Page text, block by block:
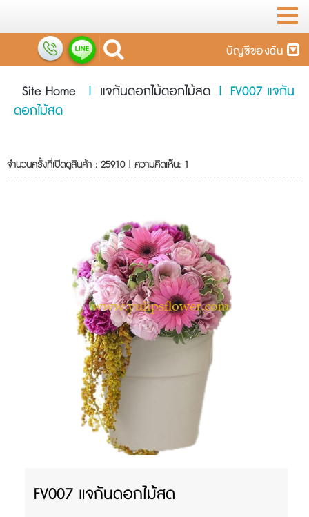
บัญชีของฉัน
Site Home | แจกันดอกไม้ดอกไม้สด | FV007 แจกัน
ดอกไม้สด
จำนวนครั้งที่เปิดดูสินค้า : 25910 | ความคิดเห็น: 1
FV007 แจกันดอกไม้สด